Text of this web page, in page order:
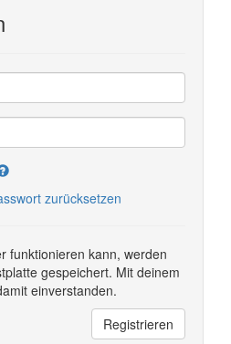
zurücksetzen
funktionieren kann, werden
gespeichert. Mit deinem
einverstanden.
Registrieren